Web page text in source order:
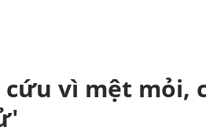
cứu vì mệt mỏi,